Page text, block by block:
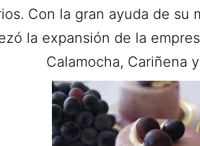
Con la gran ayuda de su
la expansión de la
Calamocha, Cariñena